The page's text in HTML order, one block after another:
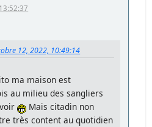
12, 2022, 10:49:14
ma maison est
au milieu des sangliers
Mais citadin non
très content au quotidien